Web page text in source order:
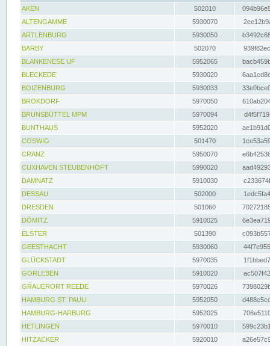
AKEN
502010
ALTENGAMME
5930070
ARTLENBURG
5930050
BARBY
502070
BLANKENESE UF
5952065
BLECKEDE
5930020
BOIZENBURG
5930033
BROKDORF
5970050
BRUNSBÜTTEL MPM
5970094
BUNTHAUS
5952020
COSWIG
501470
CRANZ
5950070
CUXHAVEN STEUBENHÖFT
5990020
DAMNATZ
5910030
DESSAU
502000
DRESDEN
501060
DÖMITZ
5910025
ELSTER
501390
GEESTHACHT
5930060
GLÜCKSTADT
5970035
GORLEBEN
5910020
GRAUERORT REEDE
5970026
HAMBURG ST. PAULI
5952050
HAMBURG-HARBURG
5952025
HETLINGEN
5970010
HITZACKER
5920010